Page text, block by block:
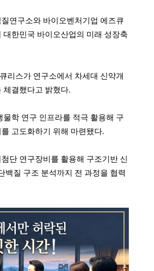
연구소와 바이오벤처기업 에즈큐
한민국 바이오산업의 미래 성장축
리스가 연구소에서 차세대 신약개
체결했다고 밝혔다.
학 연구 인프라를 적극 활용해 구
고도화하기 위해 마련됐다.
단 연구장비를 활용해 구조기반 신
백질 구조 분석까지 전 과정을 협력